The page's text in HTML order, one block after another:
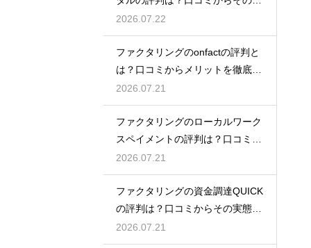
態を徹底解説
2026.07.22
ファクタリングのonfactの評判と
は？口コミからメリットを徹底解
説
2026.07.21
ファクタリングのローカルワーク
スペイメントの評判は？口コミで
実態を解説
2026.07.21
ファクタリングの資金調達QUICK
の評判は？口コミからその実態を
徹底解説
2026.07.21